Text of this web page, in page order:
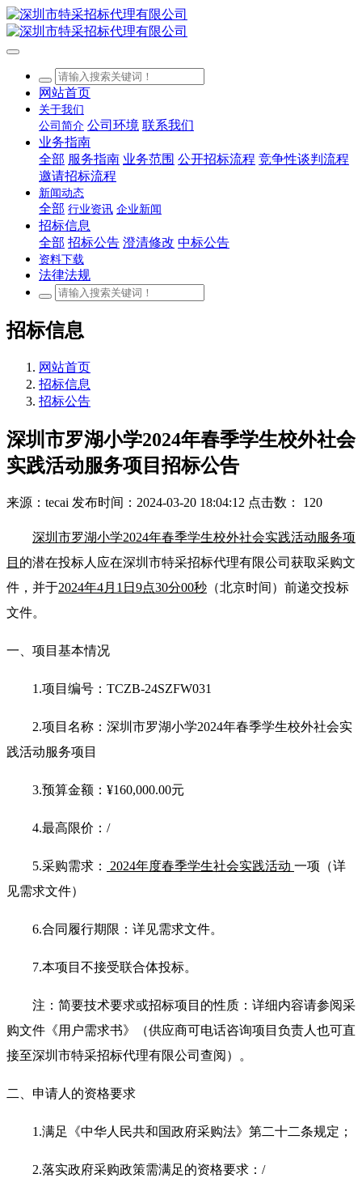
网站首页
关于我们
公司简介 公司环境 联系我们
业务指南
全部 服务指南 业务范围 公开招标流程 竞争性谈判流程
邀请招标流程
新闻动态
全部 行业资讯 企业新闻
招标信息
全部 招标公告 澄清修改 中标公告
资料下载
法律法规
招标信息
网站首页
招标信息
招标公告
深圳市罗湖小学2024年春季学生校外社会
实践活动服务项目招标公告
来源：tecai 发布时间：2024-03-20 18:04:12 点击数： 120
深圳市罗湖小学2024年春季学生校外社会实践活动服务项
目 的潜在投标人应在深圳市特采招标代理有限公司获取采购文
件，并于2024年4月1日9点30分00秒 （北京时间）前递交投标
文件。
一、项目基本情况
1.项目编号：TCZB-24SZFW031
2.项目名称：深圳市罗湖小学2024年春季学生校外社会实
践活动服务项目
3.预算金额： ¥160,000.00元
4.最高限价：/
5.采购需求： 2024年度春季学生社会实践活动 一项（详
见需求文件）
6.合同履行期限：详见需求文件。
7.本项目不接受联合体投标。
注：简要技术要求或招标项目的性质：详细内容请参阅采
购文件《用户需求书》（供应商可电话咨询项目负责人也可直
接至深圳市特采招标代理有限公司查阅）。
二、申请人的资格要求
1.满足《中华人民共和国政府采购法》第二十二条规定；
2.落实政府采购政策需满足的资格要求：/